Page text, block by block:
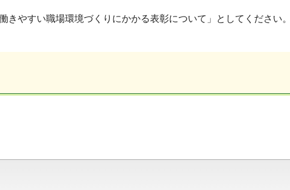
やすい職場環境づくりにかかる表彰について」としてください。